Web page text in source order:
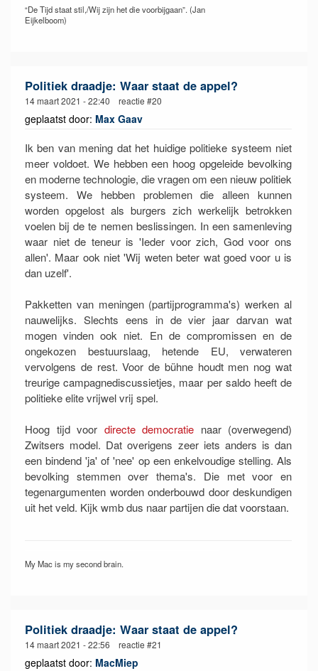
“De Tijd staat stil,/Wij zijn het die voorbijgaan”. (Jan
Eijkelboom)
Politiek draadje: Waar staat de appel?
14 maart 2021 - 22:40 reactie #20
geplaatst door: Max Gaav
Ik ben van mening dat het huidige politieke systeem niet
meer voldoet. We hebben een hoog opgeleide bevolking
en moderne technologie, die vragen om een nieuw politiek
systeem. We hebben problemen die alleen kunnen
worden opgelost als burgers zich werkelijk betrokken
voelen bij de te nemen beslissingen. In een samenleving
waar niet de teneur is 'Ieder voor zich, God voor ons
allen'. Maar ook niet 'Wij weten beter wat goed voor u is
dan uzelf'.
Pakketten van meningen (partijprogramma's) werken al
nauwelijks. Slechts eens in de vier jaar darvan wat
mogen vinden ook niet. En de compromissen en de
ongekozen bestuurslaag, hetende EU, verwateren
vervolgens de rest. Voor de bühne houdt men nog wat
treurige campagnediscussietjes, maar per saldo heeft de
politieke elite vrijwel vrij spel.
Hoog tijd voor directe democratie naar (overwegend)
Zwitsers model. Dat overigens zeer iets anders is dan
een bindend 'ja' of 'nee' op een enkelvoudige stelling. Als
bevolking stemmen over thema's. Die met voor en
tegenargumenten worden onderbouwd door deskundigen
uit het veld. Kijk wmb dus naar partijen die dat voorstaan.
My Mac is my second brain.
Politiek draadje: Waar staat de appel?
14 maart 2021 - 22:56 reactie #21
geplaatst door: MacMiep